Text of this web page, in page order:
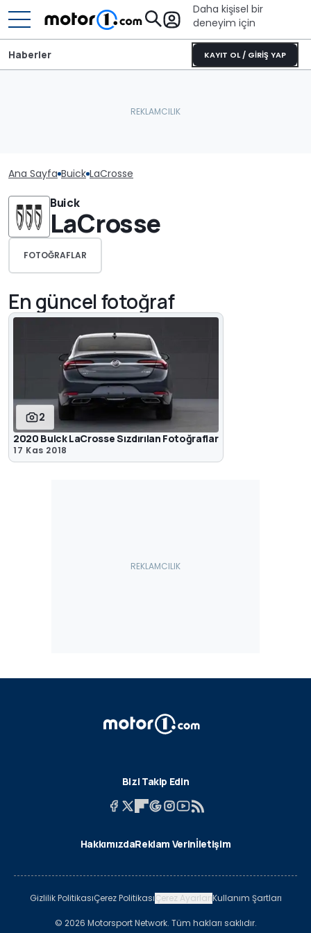
Daha kişisel bir
deneyim için
KAYIT OL / GİRİŞ YAP
Haberler
Ana Sayfa Buick LaCrosse
Buick
LaCrosse
FOTOĞRAFLAR
En güncel fotoğraf
2
2020 Buick LaCrosse Sızdırılan Fotoğraflar
17 Kas 2018
Bizi Takip Edin
HakkımızdaReklam Verinİletişim
Gizlilik PolitikasıÇerez PolitikasıÇerez AyarlarıKullanım Şartları
© 2026 Motorsport Network. Tüm hakları saklıdır.